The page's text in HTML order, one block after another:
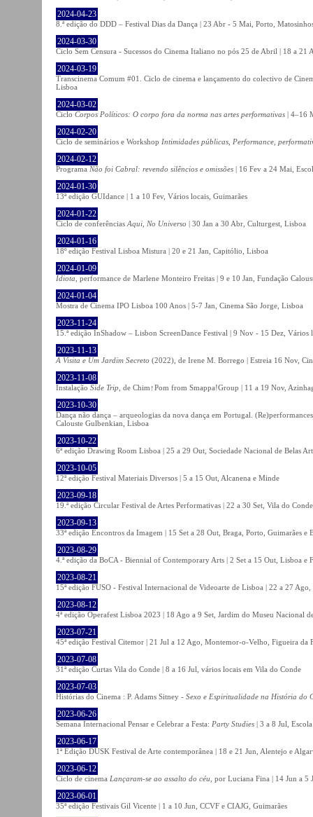
2024-04-23
8.ª edição do DDD – Festival Dias da Dança | 23 Abr - 5 Mai, Porto,
2024-03-30
Ciclo Sem Censura - Sucessos do Cinema Italiano no pós 25 de Abril | 18 a
2024-03-19
Transcinema Comum #01. Ciclo de cinema e lançamento do colectivo de
Lisboa
2024-03-02
Ciclo Corpos Políticos: O corpo fora da norma nas artes performativas | 4–16
2024-02-20
Ciclo de seminários e Workshop Intimidades públicas, Performance,
2024-02-12
Programa Não foi Cabral: revendo silêncios e omissões | 16 Fev a 24 Mai,
2024-01-30
13ª edição GUIdance | 1 a 10 Fev, Vários locais, Guimarães
2024-01-22
Ciclo de conferências Aqui, No Universo | 30 Jan a 30 Abr, Culturgest, Lisboa
2024-01-16
18º edição Festival Lisboa Mistura | 20 e 21 Jan, Capitólio, Lisboa
2024-01-09
Idiota , performance de Marlene Monteiro Freitas | 9 e 10 Jan, Fundação
2024-01-04
Mostra de Cinema IPO Lisboa 100 Anos | 5-7 Jan, Cinema São Jorge, Lisboa
2023-11-24
15.ª edição InShadow – Lisbon ScreenDance Festival | 9 Nov - 15 Dez, Vários
2023-11-13
A Visita e Um Jardim Secreto (2022), de Irene M. Borrego | Estreia 16 Nov,
2023-11-08
Instalação Side Trip , de Chim↑Pom from Smappa!Group | 11 a 19 Nov,
2023-10-30
Dança não dança – arqueologias da nova dança em Portugal.
Calouste Gulbenkian, Lisboa
2023-10-22
6ª edição Drawing Room Lisboa | 25 a 29 Out, Sociedade Nacional de Belas
2023-10-05
12ª edição Festival Materiais Diversos | 5 a 15 Out, Alcanena e Minde
2023-09-18
19.ª edição Circular Festival de Artes Performativas | 22 a 30 Set, Vila do Conde
2023-09-13
33ª edição Encontros da Imagem | 15 Set a 28 Out, Braga, Porto, Guimarães e
2023-08-29
4.ª edição da BoCA - Biennial of Contemporary Arts | 2 Set a 15 Out, Lisboa e
2023-08-21
15ª edição FUSO - Festival Internacional de Videoarte de Lisboa | 22 a 27
2023-08-12
4ª edição Operafest Lisboa 2023 | 18 Ago a 9 Set, Jardim do Museu Nacional
2023-07-21
45ª edição Festival Citemor | 21 Jul a 12 Ago, Montemor-o-Velho, Figueira da
2023-07-08
31ª edição Curtas Vila do Conde | 8 a 16 Jul, vários locais em Vila do Conde
2023-07-03
Histórias do Cinema : P. Adams Sitney - Sexo e Espiritualidade na História do
2023-06-26
Semana Internacional Pensar e Celebrar a Festa: Party Studies | 3 a 8 Jul,
2023-06-17
1ª Edição DUSK Festival de Arte contemporânea | 18 e 21 Jun, Alentejo e
2023-06-12
Ciclo de cinema Lançaram-se ao assalto do céu , por Luciana Fina | 14 Jun a 5
2023-06-01
35ª edição Festivais Gil Vicente | 1 a 10 Jun, CCVF e CIAJG, Guimarães